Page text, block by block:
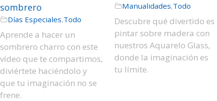
sombrero
Días Especiales,Todo
Aprende a hacer un
sombrero charro con este
vídeo que te compartimos,
diviértete haciéndolo y
que tu imaginación no se
frene.
Manualidades,Todo
Descubre qué divertido es
pintar sobre madera con
nuestros Aquarelo Glass,
donde la imaginación es
tu límite.